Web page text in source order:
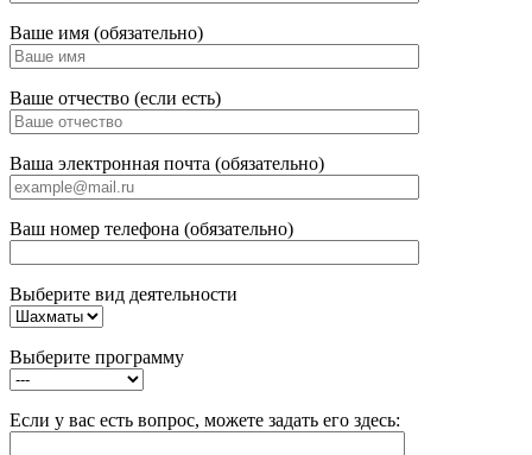
Ваше имя (обязательно)
Ваше отчество (если есть)
Ваша электронная почта (обязательно)
Ваш номер телефона (обязательно)
Выберите вид деятельности
Выберите программу
Если у вас есть вопрос, можете задать его здесь: